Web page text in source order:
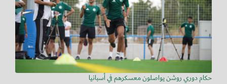
حكام دوري روشن يواصلون معسكرهم في أسبانيا